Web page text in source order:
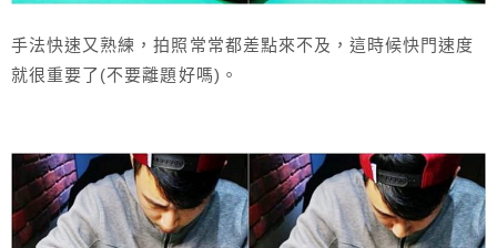
手法快速又熟練，拍照常常都差點來不及，這時候快門速度
就很重要了(不要離題好嗎)。